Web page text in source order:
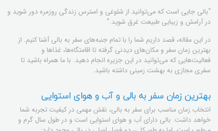
“بالی جایی است که می‌توانید از شلوغی و استرس زندگی روزمره دور شوید و
در آرامش و زیبایی طبیعت غرق شوید.”
در این مقاله، قصد داریم شما را با تمام جنبه‌های سفر به بالی آشنا کنیم. از
بهترین زمان سفر و مکان‌های دیدنی گرفته تا اقامتگاه‌ها، غذاها و
فعالیت‌هایی که می‌توانید در این جزیره انجام دهید. با ما همراه باشید تا
سفری مجازی به بهشت ​​زمینی داشته باشید.
بهترین زمان سفر به بالی و آب و هوای استوایی
انتخاب زمان مناسب برای سفر به بالی، نقش مهمی در کیفیت تجربه شما
خواهد داشت. بالی دارای آب و هوای استوایی است و در طول سال گرم و